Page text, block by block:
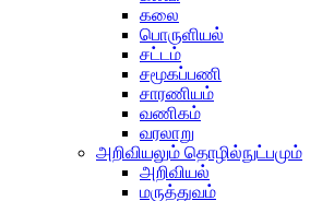
கலை
பொருளியல்
சட்டம்
சமூகப்பணி
சாரணியம்
வணிகம்
வரலாறு
அறிவியலும் தொழில்நுட்பமும்
அறிவியல்
மருத்துவம்